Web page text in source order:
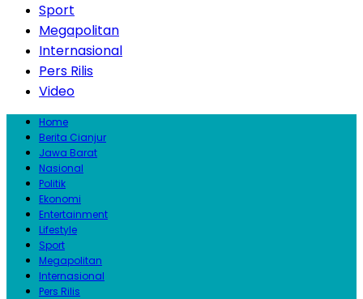
Sport
Megapolitan
Internasional
Pers Rilis
Video
Home
Berita Cianjur
Jawa Barat
Nasional
Politik
Ekonomi
Entertainment
Lifestyle
Sport
Megapolitan
Internasional
Pers Rilis